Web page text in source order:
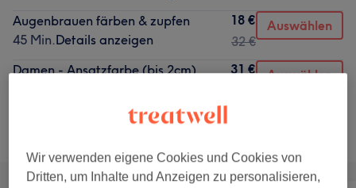
Augenbrauen färben & zupfen
45 Min.Details anzeigen
18 €
32 €
Auswählen
Damen - Ansatzfarbe (bis 2cm)
31 € Auswählen
Wir verwenden eigene Cookies und Cookies von
Dritten, um Inhalte und Anzeigen zu personalisieren,